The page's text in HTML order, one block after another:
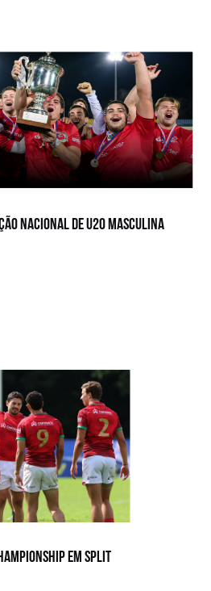
Nacional de U20 Masculina
em Split